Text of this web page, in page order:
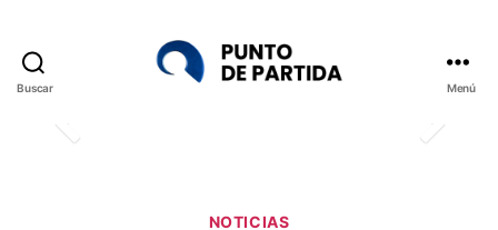
Buscar Menú
NOTICIAS